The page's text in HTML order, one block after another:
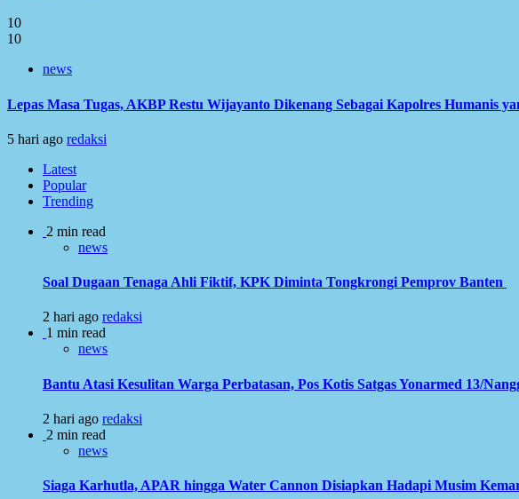
10
10
news
Lepas Masa Tugas, AKBP Restu Wijayanto Dikenang Sebagai Kapolres Humanis
5 hari ago redaksi
Latest
Popular
Trending
2 min read
news
Soal Dugaan Tenaga Ahli Fiktif, KPK Diminta Tongkrongi Pemprov Banten
2 hari ago redaksi
1 min read
news
Bantu Atasi Kesulitan Warga Perbatasan, Pos Kotis Satgas Yonarmed 13/
2 hari ago redaksi
2 min read
news
Siaga Karhutla, APAR hingga Water Cannon Disiapkan Hadapi Musim